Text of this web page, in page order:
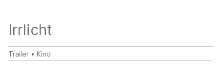
Irrlicht
Trailer •Kino